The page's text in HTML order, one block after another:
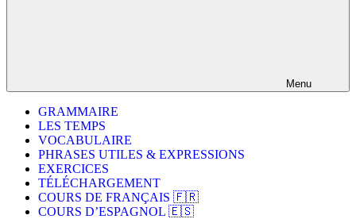
Menu
GRAMMAIRE
LES TEMPS
VOCABULAIRE
PHRASES UTILES & EXPRESSIONS
EXERCICES
TÉLÉCHARGEMENT
COURS DE FRANÇAIS 🇫🇷
COURS D’ESPAGNOL 🇪🇸